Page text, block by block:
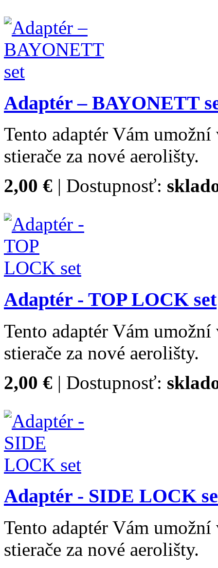
Adaptér – BAYONETT
Tento adaptér Vám
stierače za nové aerolišty.
2,00 € | Dostupnosť:
Adaptér - TOP LOCK set
Tento adaptér Vám
stierače za nové aerolišty.
2,00 € | Dostupnosť:
Adaptér - SIDE LOCK
Tento adaptér Vám
stierače za nové aerolišty.